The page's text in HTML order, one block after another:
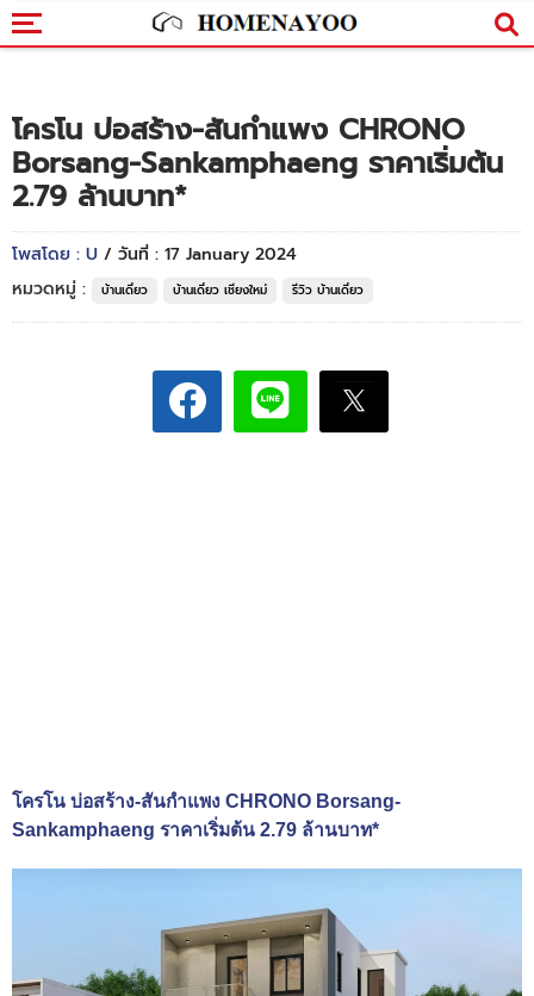
โครโน บ่อสร้าง-สันกำแพง CHRONO
Borsang-Sankamphaeng ราคาเริ่มต้น
2.79 ล้านบาท*
โพสโดย : U / วันที่ : 17 January 2024
หมวดหมู่ :
บ้านเดี่ยว บ้านเดี่ยว เชียงใหม่ รีวิว บ้านเดี่ยว
โครโน บ่อสร้าง-สันกำแพง CHRONO Borsang-
Sankamphaeng ราคาเริ่มต้น 2.79 ล้านบาท*